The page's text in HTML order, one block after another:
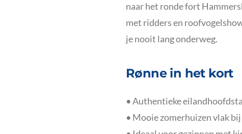
naar het ronde fort
met ridders en
je nooit lang onderweg.
Rønne in het kort
• Authentieke
• Mooie zomerhuizen vlak